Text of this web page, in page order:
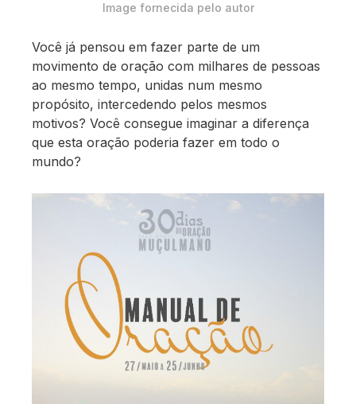
Image fornecida pelo autor
Você já pensou em fazer parte de um
movimento de oração com milhares de pessoas
ao mesmo tempo, unidas num mesmo
propósito, intercedendo pelos mesmos
motivos? Você consegue imaginar a diferença
que esta oração poderia fazer em todo o
mundo?